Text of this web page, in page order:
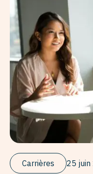
Carrières 25 juin